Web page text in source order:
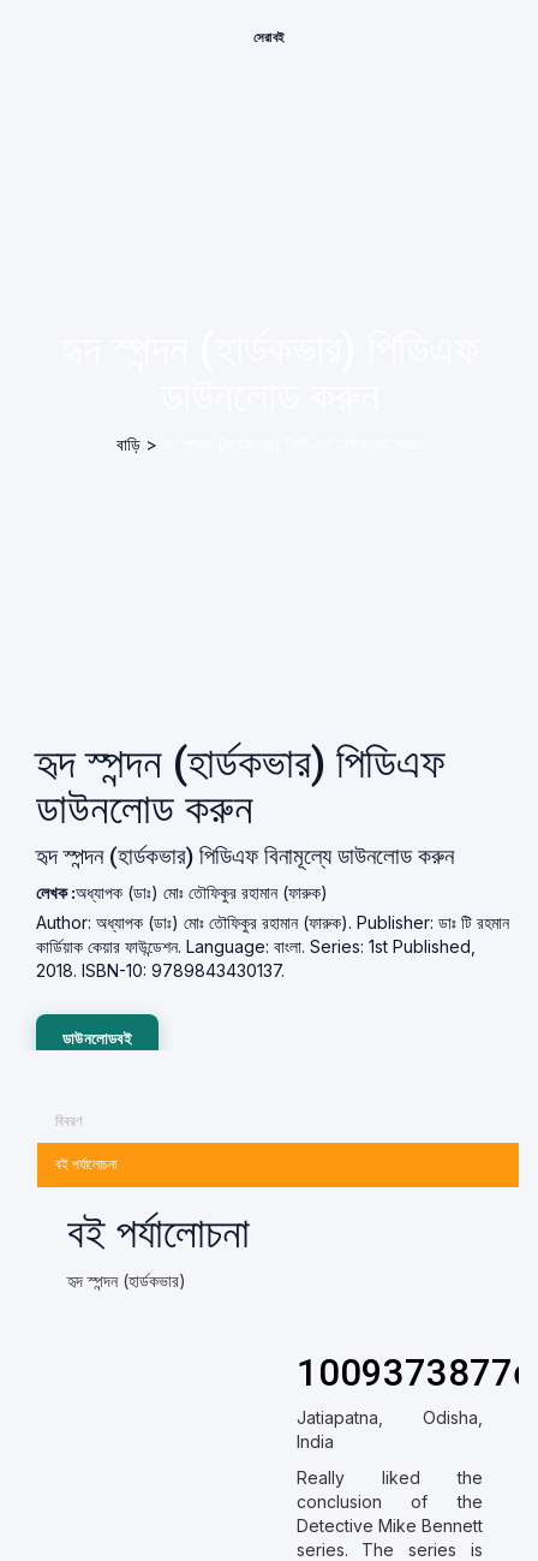
সেরা বই
বাড়ি>
হৃদ স্পন্দন (হার্ডকভার) পিডিএফ
ডাউনলোড করুন
হৃদ স্পন্দন (হার্ডকভার) পিডিএফ বিনামূল্যে ডাউনলোড করুন
লেখক :অধ্যাপক (ডাঃ) মোঃ তৌফিকুর রহামান (ফারুক)
Author: অধ্যাপক (ডাঃ) মোঃ তৌফিকুর রহামান (ফারুক). Publisher: ডাঃ টি রহমান
কার্ডিয়াক কেয়ার ফাউন্ডেশন. Language: বাংলা. Series: 1st Published,
2018. ISBN-10: 9789843430137.
ডাউনলোডবই
বিবরণ
বই পর্যালোচনা
বই পর্যালোচনা
হৃদ স্পন্দন (হার্ডকভার)
Jatiapatna, Odisha,
India
Really liked the
conclusion of the
Detective Mike Bennett
series. The series is